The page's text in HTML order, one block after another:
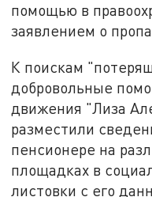
помощью в
заявлением о
К поискам
добровольные
движения "Лиза
разместили
пенсионере на
площадках в
листовки с его